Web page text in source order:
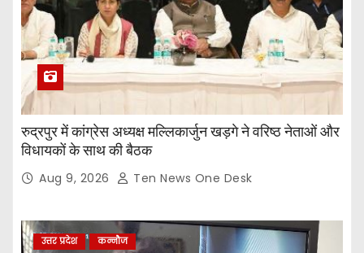
रुद्रपुर में कांग्रेस अध्यक्ष मल्लिकार्जुन खड़गे ने वरिष्ठ नेताओं और
विधायकों के साथ की बैठक
Aug 9, 2026 Ten News One Desk
उत्तर प्रदेश कन्नौज